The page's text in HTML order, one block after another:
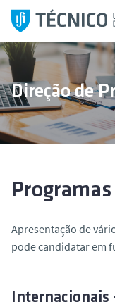
l
t
r
p
a
Direção de
Apresentação de
pode candidatar em